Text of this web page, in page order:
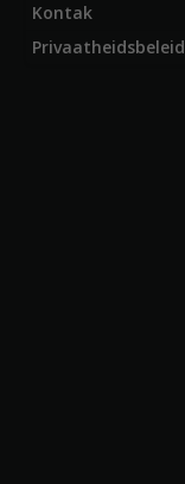
Kontak
Privaatheidsbeleid